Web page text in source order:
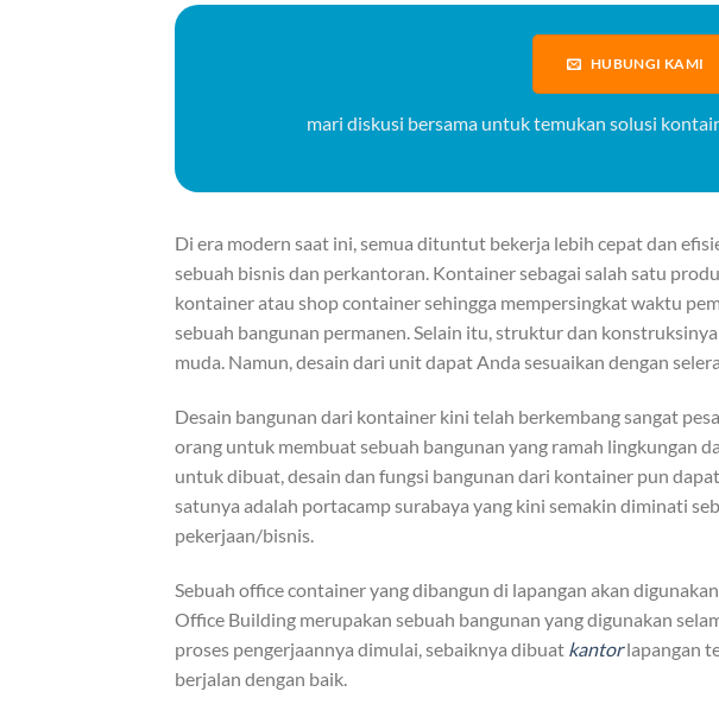
HUBUNGI KAMI
mari diskusi bersama untuk temukan solusi
Di era modern saat ini, semua dituntut bekerja lebih cepat dan
sebuah bisnis dan perkantoran. Kontainer sebagai salah satu
kontainer atau shop container sehingga mempersingkat waktu
sebuah bangunan permanen. Selain itu, struktur dan
muda. Namun, desain dari unit dapat Anda sesuaikan dengan
Desain bangunan dari kontainer kini telah berkembang sangat
orang untuk membuat sebuah bangunan yang ramah lingkungan
untuk dibuat, desain dan fungsi bangunan dari kontainer pun
satunya adalah portacamp surabaya yang kini semakin diminati
pekerjaan/bisnis.
Sebuah office container yang dibangun di lapangan akan
Office Building merupakan sebuah bangunan yang digunakan
proses pengerjaannya dimulai, sebaiknya dibuat kantorlapangan
berjalan dengan baik.